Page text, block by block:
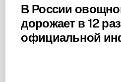
В России
дорожает в 12
официальной